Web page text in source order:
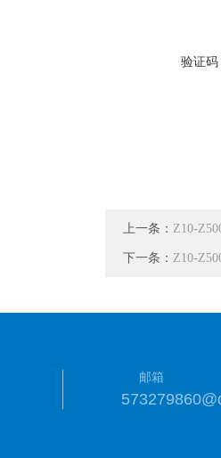
验证码
上一条： Z10-
下一条： Z10-
邮箱